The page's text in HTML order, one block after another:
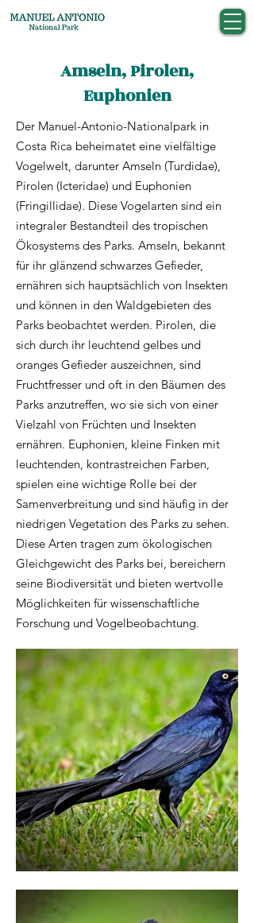
Amseln, Pirolen,
Euphonien
Der Manuel-Antonio-Nationalpark in
Costa Rica beheimatet eine vielfältige
Vogelwelt, darunter Amseln (Turdidae),
Pirolen (Icteridae) und Euphonien
(Fringillidae). Diese Vogelarten sind ein
integraler Bestandteil des tropischen
Ökosystems des Parks. Amseln, bekannt
für ihr glänzend schwarzes Gefieder,
ernähren sich hauptsächlich von Insekten
und können in den Waldgebieten des
Parks beobachtet werden. Pirolen, die
sich durch ihr leuchtend gelbes und
oranges Gefieder auszeichnen, sind
Fruchtfresser und oft in den Bäumen des
Parks anzutreffen, wo sie sich von einer
Vielzahl von Früchten und Insekten
ernähren. Euphonien, kleine Finken mit
leuchtenden, kontrastreichen Farben,
spielen eine wichtige Rolle bei der
Samenverbreitung und sind häufig in der
niedrigen Vegetation des Parks zu sehen.
Diese Arten tragen zum ökologischen
Gleichgewicht des Parks bei, bereichern
seine Biodiversität und bieten wertvolle
Möglichkeiten für wissenschaftliche
Forschung und Vogelbeobachtung.